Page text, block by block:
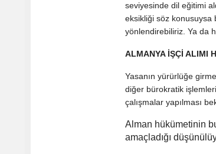
seviyesinde dil eğitimi
eksikliği söz konusuysa
yönlendirebiliriz. Ya da
ALMANYA İŞÇİ ALIMI
Yasanın yürürlüğe
diğer bürokratik
çalışmalar yapılması
Alman hükümetinin
amaçladığı